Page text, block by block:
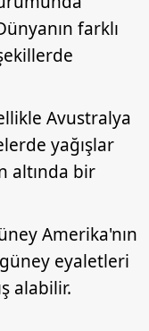
Kanunu uyarınca
ve sitemizde
ilgili bilgi
farklı
Avustralya
yağışlar
altında bir
Amerika'nın
güney eyaletleri
alabilir.